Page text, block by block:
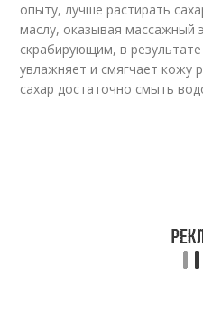
опыту, лучше растирать
маслу, оказывая массажный
скрабирующим, в
увлажняет и смягчает кожу
сахар достаточно смыть